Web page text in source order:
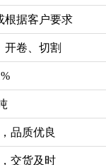
根据客户要求
开卷、切割
品质优良
交货及时